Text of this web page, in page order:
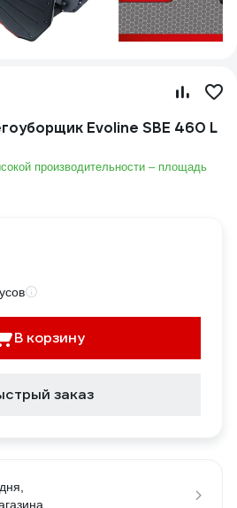
Evoline SBE 460 L
производительности – площадь
В корзину
заказ